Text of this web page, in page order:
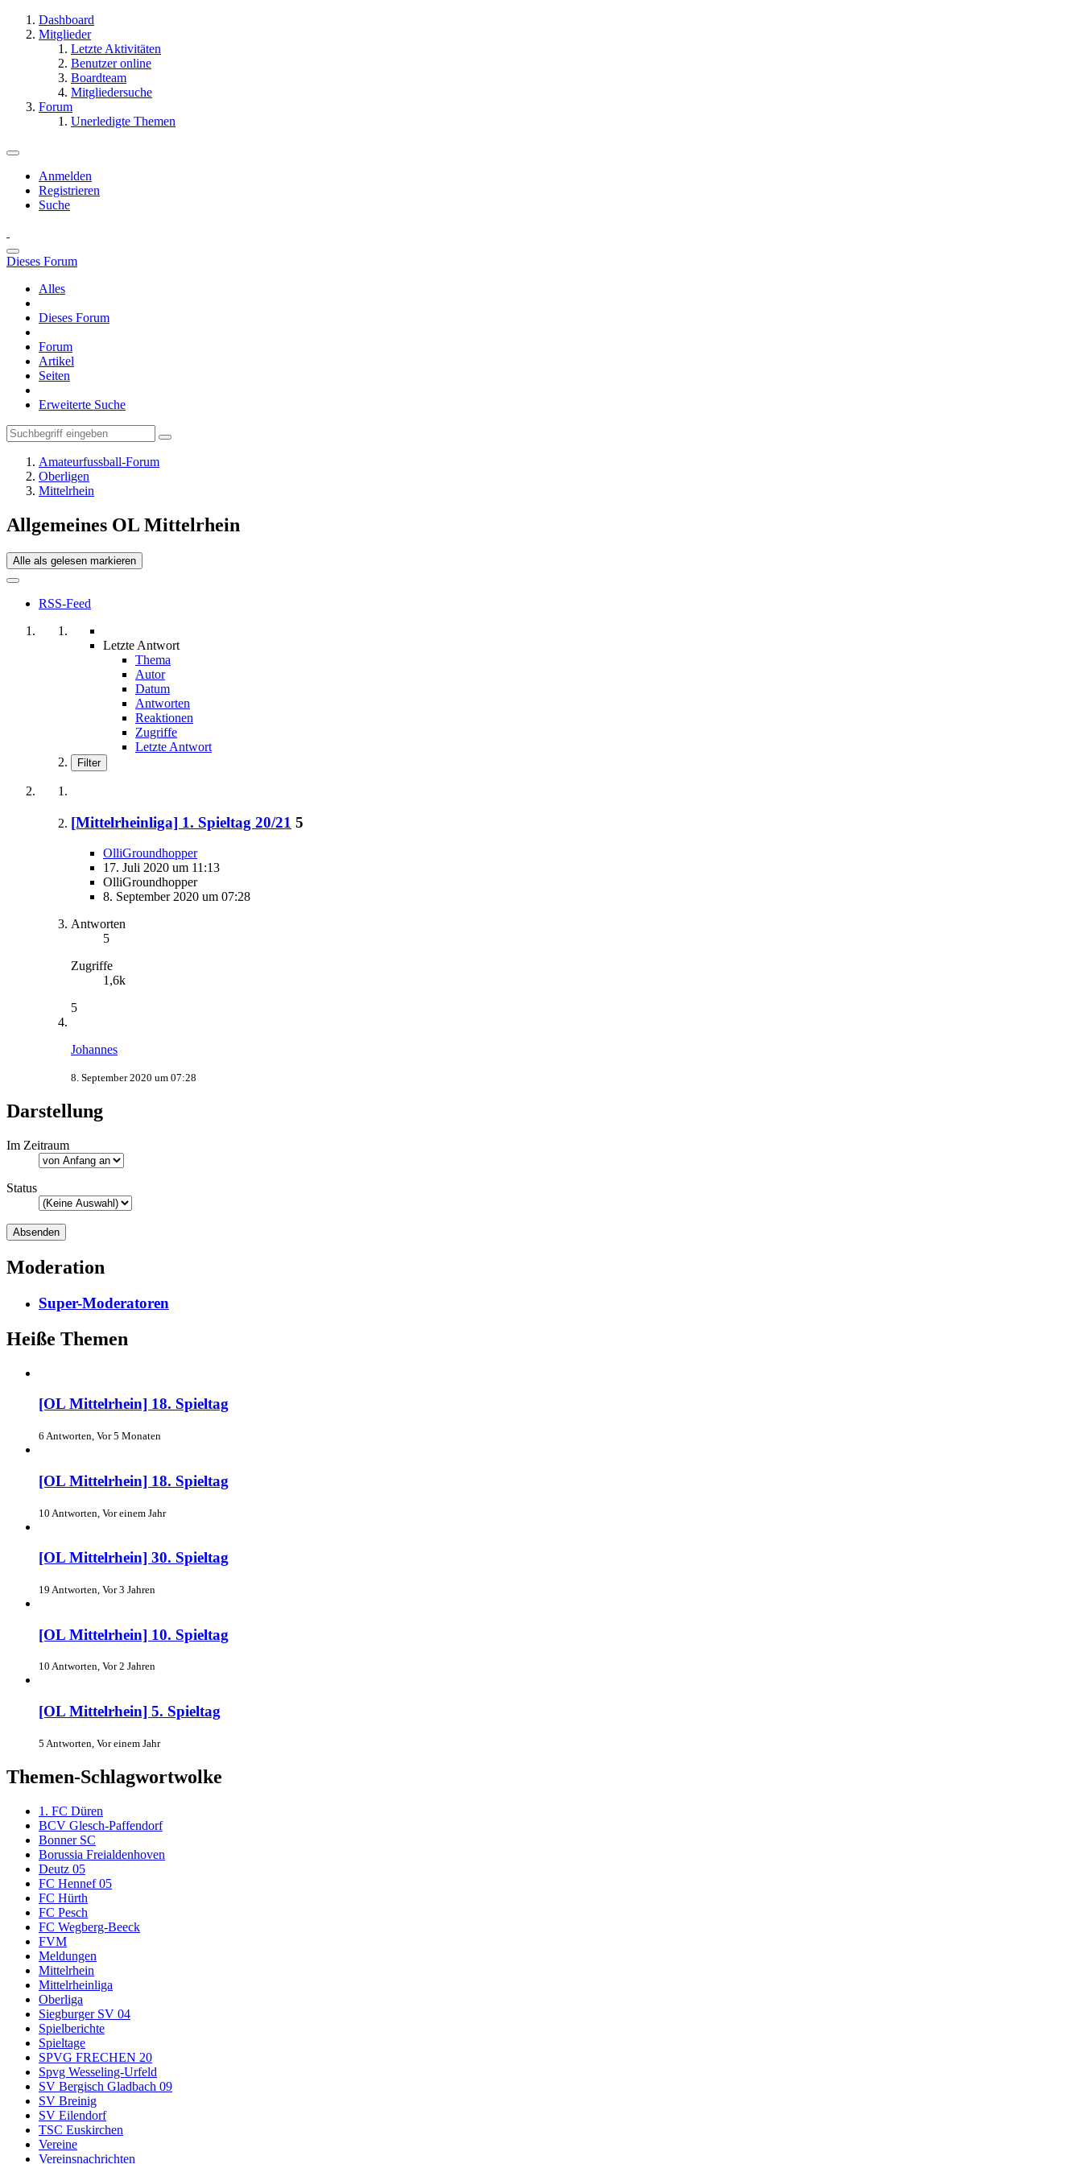
Dashboard
Mitglieder
Letzte Aktivitäten
Benutzer online
Boardteam
Mitgliedersuche
Forum
Unerledigte Themen
Anmelden
Registrieren
Suche
Dieses Forum
Alles
Dieses Forum
Forum
Artikel
Seiten
Erweiterte Suche
Amateurfussball-Forum
Oberligen
Mittelrhein
Allgemeines OL Mittelrhein
Alle als gelesen markieren
RSS-Feed
Letzte Antwort
Thema
Autor
Datum
Antworten
Reaktionen
Zugriffe
Letzte Antwort
Filter
[Mittelrheinliga] 1. Spieltag 20/21 5
OlliGroundhopper
17. Juli 2020 um 11:13
OlliGroundhopper
8. September 2020 um 07:28
Antworten
5
Zugriffe
1,6k
5
Johannes
8. September 2020 um 07:28
Darstellung
Im Zeitraum
Status
Moderation
Super-Moderatoren
Heiße Themen
[OL Mittelrhein] 18. Spieltag
6 Antworten, Vor 5 Monaten
[OL Mittelrhein] 18. Spieltag
10 Antworten, Vor einem Jahr
[OL Mittelrhein] 30. Spieltag
19 Antworten, Vor 3 Jahren
[OL Mittelrhein] 10. Spieltag
10 Antworten, Vor 2 Jahren
[OL Mittelrhein] 5. Spieltag
5 Antworten, Vor einem Jahr
Themen-Schlagwortwolke
1. FC Düren
BCV Glesch-Paffendorf
Bonner SC
Borussia Freialdenhoven
Deutz 05
FC Hennef 05
FC Hürth
FC Pesch
FC Wegberg-Beeck
FVM
Meldungen
Mittelrhein
Mittelrheinliga
Oberliga
Siegburger SV 04
Spielberichte
Spieltage
SPVG FRECHEN 20
Spvg Wesseling-Urfeld
SV Bergisch Gladbach 09
SV Breinig
SV Eilendorf
TSC Euskirchen
Vereine
Vereinsnachrichten